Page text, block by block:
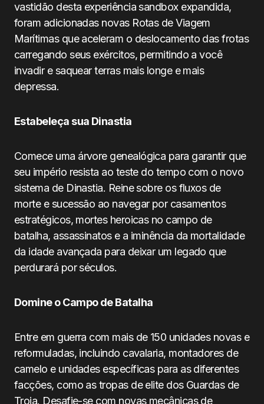
vastidão desta experiência sandbox expandida,
foram adicionadas novas Rotas de Viagem
Marítimas que aceleram o deslocamento das frotas
carregando seus exércitos, permitindo a você
invadir e saquear terras mais longe e mais
depressa.
Estabeleça sua Dinastia
Comece uma árvore genealógica para garantir que
seu império resista ao teste do tempo com o novo
sistema de Dinastia. Reine sobre os fluxos de
morte e sucessão ao navegar por casamentos
estratégicos, mortes heroicas no campo de
batalha, assassinatos e a iminência da mortalidade
da idade avançada para deixar um legado que
perdurará por séculos.
Domine o Campo de Batalha
Entre em guerra com mais de 150 unidades novas e
reformuladas, incluindo cavalaria, montadores de
camelo e unidades específicas para as diferentes
facções, como as tropas de elite dos Guardas de
Troia. Desafie-se com novas mecânicas de